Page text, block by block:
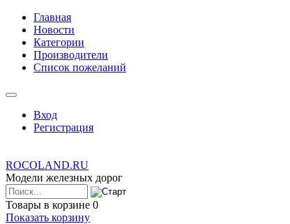
Главная
Новости
Категории
Производители
Список пожеланий
Вход
Регистрация
ROCOLAND.RU
Модели железных дорог
Товары в корзине 0
Показать корзину